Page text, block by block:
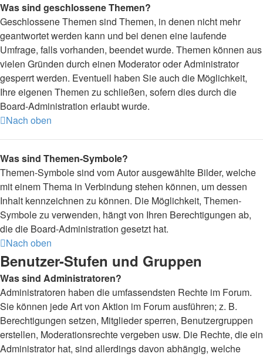
Was sind geschlossene Themen?
Geschlossene Themen sind Themen, in denen nicht mehr
geantwortet werden kann und bei denen eine laufende
Umfrage, falls vorhanden, beendet wurde. Themen können aus
vielen Gründen durch einen Moderator oder Administrator
gesperrt werden. Eventuell haben Sie auch die Möglichkeit,
Ihre eigenen Themen zu schließen, sofern dies durch die
Board-Administration erlaubt wurde.
Nach oben
Was sind Themen-Symbole?
Themen-Symbole sind vom Autor ausgewählte Bilder, welche
mit einem Thema in Verbindung stehen können, um dessen
Inhalt kennzeichnen zu können. Die Möglichkeit, Themen-
Symbole zu verwenden, hängt von Ihren Berechtigungen ab,
die die Board-Administration gesetzt hat.
Nach oben
Benutzer-Stufen und Gruppen
Was sind Administratoren?
Administratoren haben die umfassendsten Rechte im Forum.
Sie können jede Art von Aktion im Forum ausführen; z. B.
Berechtigungen setzen, Mitglieder sperren, Benutzergruppen
erstellen, Moderationsrechte vergeben usw. Die Rechte, die ein
Administrator hat, sind allerdings davon abhängig, welche